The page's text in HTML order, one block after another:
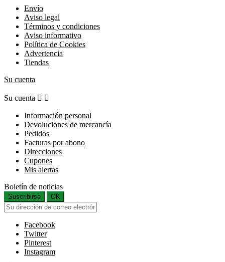
Envío
Aviso legal
Términos y condiciones
Aviso informativo
Política de Cookies
Advertencia
Tiendas
Su cuenta
Su cuenta  
Información personal
Devoluciones de mercancía
Pedidos
Facturas por abono
Direcciones
Cupones
Mis alertas
Boletín de noticias
Suscribirse OK
Facebook
Twitter
Pinterest
Instagram